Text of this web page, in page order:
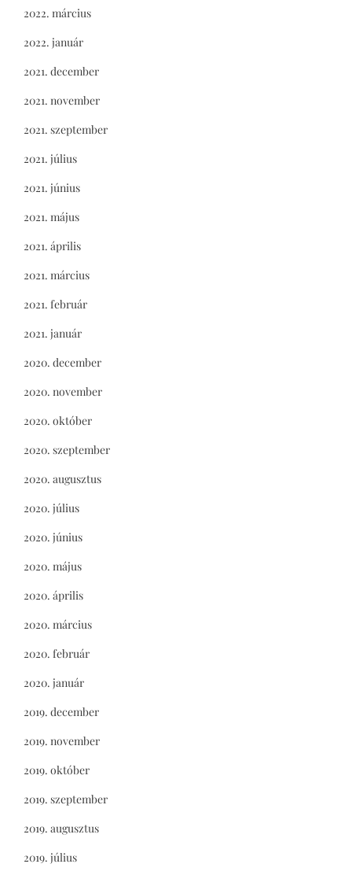
2022. március
2022. január
2021. december
2021. november
2021. szeptember
2021. július
2021. június
2021. május
2021. április
2021. március
2021. február
2021. január
2020. december
2020. november
2020. október
2020. szeptember
2020. augusztus
2020. július
2020. június
2020. május
2020. április
2020. március
2020. február
2020. január
2019. december
2019. november
2019. október
2019. szeptember
2019. augusztus
2019. július